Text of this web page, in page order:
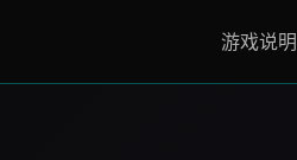
游戏说明